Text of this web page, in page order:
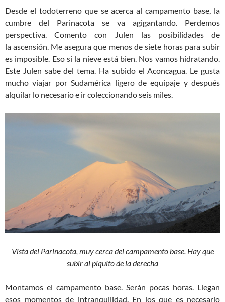
Desde el todoterreno que se acerca al campamento base, la
cumbre del Parinacota se va agigantando. Perdemos
perspectiva. Comento con Julen las posibilidades de
la ascensión. Me asegura que menos de siete horas para subir
es imposible. Eso si la nieve está bien. Nos vamos hidratando.
Este Julen sabe del tema. Ha subido el Aconcagua. Le gusta
mucho viajar por Sudamérica ligero de equipaje y después
alquilar lo necesario e ir coleccionando seis miles.
Vista del Parinacota, muy cerca del campamento base. Hay que
subir al piquito de la derecha
Montamos el campamento base. Serán pocas horas. Llegan
esos momentos de intranquilidad. En los que es necesario